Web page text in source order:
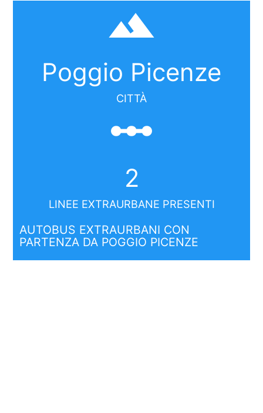
filter_hdr
Poggio Picenze
CITTÀ
linear_scale
2
LINEE EXTRAURBANE PRESENTI
AUTOBUS EXTRAURBANI CON
PARTENZA DA POGGIO PICENZE